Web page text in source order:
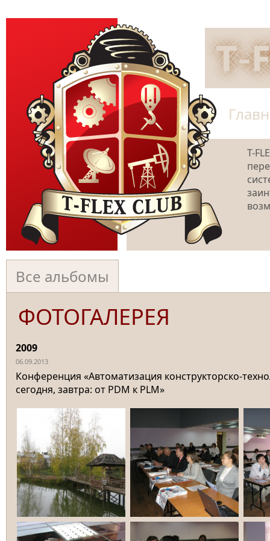
T-
Все альбомы
ФОТОГАЛЕРЕЯ
2009
06.09.2013
Конференция «Автоматизация конструкторско-
сегодня, завтра: от PDM к PLM»